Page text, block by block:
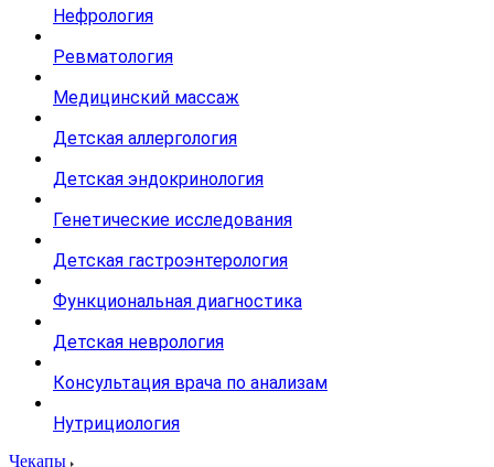
Нефрология
Ревматология
Медицинский массаж
Детская аллергология
Детская эндокринология
Генетические исследования
Детская гастроэнтерология
Функциональная диагностика
Детская неврология
Консультация врача по анализам
Нутрициология
Чекапы